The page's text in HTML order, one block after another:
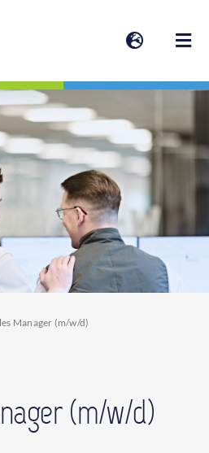
Manager (m/w/d)
(m/w/d)